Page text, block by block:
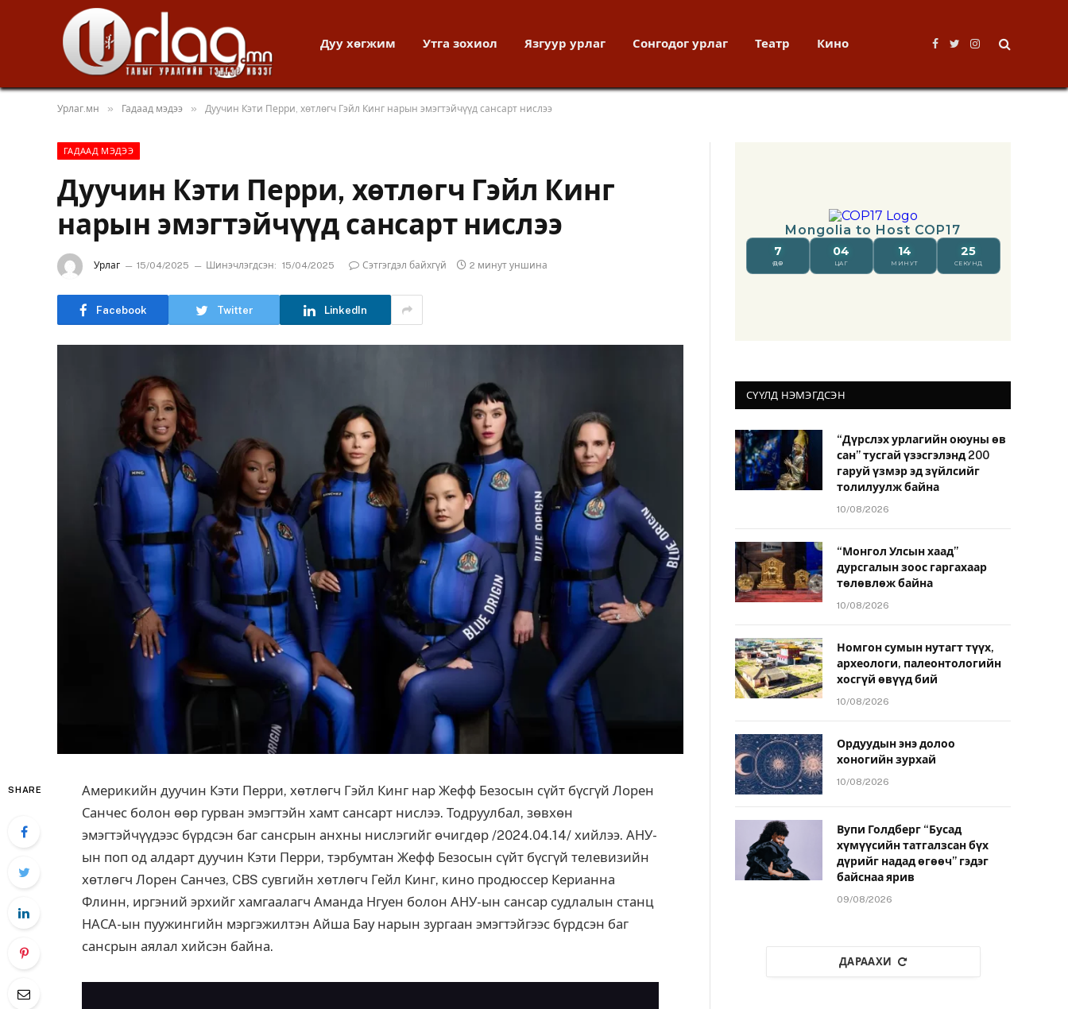
Дуу хөгжим Утга зохиол Язгуур урлаг Сонгодог урлаг Театр Кино
Facebook
TwitterInstagram
Урлаг.мн » Гадаад мэдээ » Дуучин Кэти Перри, хөтлөгч Гэйл Кинг нарын эмэгтэйчүүд сансарт нислээ
ГАДААД МЭДЭЭ
Дуучин Кэти Перри, хөтлөгч Гэйл Кинг
нарын эмэгтэйчүүд сансарт нислээ
Урлаг 15/04/2025 Шинэчлэгдсэн: 15/04/2025 Сэтгэгдэл байхгүй 2 минут уншина
Facebook Twitter LinkedIn
SHARE
Америкийн дуучин Кэти Перри, хөтлөгч Гэйл Кинг нар Жефф Безосын сүйт бүсгүй Лорен
Санчес болон өөр гурван эмэгтэйн хамт сансарт нислээ. Тодруулбал, зөвхөн
эмэгтэйчүүдээс бүрдсэн баг сансрын анхны нислэгийг өчигдөр /2024.04.14/ хийлээ. АНУ-
ын поп од алдарт дуучин Кэти Перри, тэрбумтан Жефф Безосын сүйт бүсгүй телевизийн
хөтлөгч Лорен Санчез, CBS сувгийн хөтлөгч Гейл Кинг, кино продюссер Керианна
Флинн, иргэний эрхийг хамгаалагч Аманда Нгуен болон АНУ-ын сансар судлалын станц
НАСА-ын пуужингийн мэргэжилтэн Айша Бау нарын зургаан эмэгтэйгээс бүрдсэн баг
сансрын аялал хийсэн байна.
СҮҮЛД НЭМЭГДСЭН
“Дүрслэх урлагийн оюуны өв
сан” тусгай үзэсгэлэнд 200
гаруй үзмэр эд зүйлсийг
толилуулж байна
10/08/2026
“Монгол Улсын хаад”
дурсгалын зоос гаргахаар
төлөвлөж байна
10/08/2026
Номгон сумын нутагт түүх,
археологи, палеонтологийн
хосгүй өвүүд бий
10/08/2026
Ордуудын энэ долоо
хоногийн зурхай
10/08/2026
Вупи Голдберг “Бусад
хүмүүсийн татгалзсан бүх
дүрийг надад өгөөч” гэдэг
байснаа ярив
09/08/2026
ДАРААХИ